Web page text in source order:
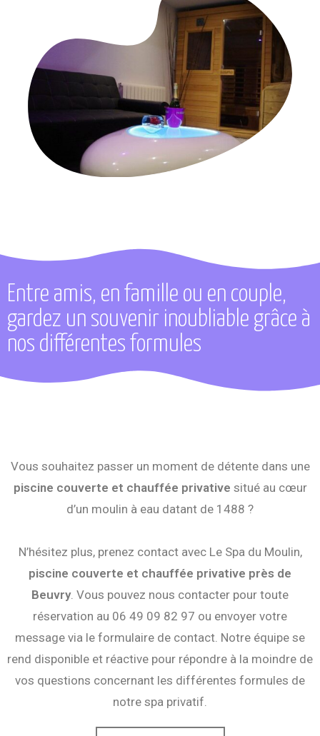
Entre amis, en famille ou en couple,
gardez un souvenir inoubliable grâce à
nos différentes formules
Vous souhaitez passer un moment de détente dans une
piscine couverte et chauffée privative situé au cœur
d’un moulin à eau datant de 1488 ?
N’hésitez plus, prenez contact avec Le Spa du Moulin,
piscine couverte et chauffée privative près de
Beuvry. Vous pouvez nous contacter pour toute
réservation au 06 49 09 82 97 ou envoyer votre
message via le formulaire de contact. Notre équipe se
rend disponible et réactive pour répondre à la moindre de
vos questions concernant les différentes formules de
notre spa privatif.